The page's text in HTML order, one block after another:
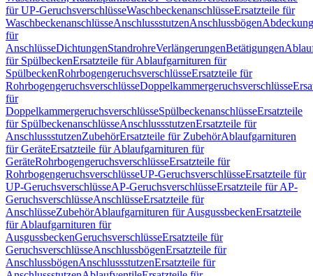
für UP-GeruchsverschlüsseWaschbeckenanschlüsseErsatzteile für
WaschbeckenanschlüsseAnschlussstutzenAnschlussbögen
für
AnschlüsseDichtungenStandrohreVerlängerungenBetätigungen
für SpülbeckenErsatzteile für Ablaufgarnituren für
SpülbeckenRohrbogengeruchsverschlüsseErsatzteile für
RohrbogengeruchsverschlüsseDoppelkammergeruchsverschlüsse
für
DoppelkammergeruchsverschlüsseSpülbeckenanschlüsseErsatzteile
für SpülbeckenanschlüsseAnschlussstutzenErsatzteile für
AnschlussstutzenZubehörErsatzteile für ZubehörAblaufgarnituren
für GeräteErsatzteile für Ablaufgarnituren für
GeräteRohrbogengeruchsverschlüsseErsatzteile für
RohrbogengeruchsverschlüsseUP-GeruchsverschlüsseErsatzteile für
UP-GeruchsverschlüsseAP-GeruchsverschlüsseErsatzteile für AP-
GeruchsverschlüsseAnschlüsseErsatzteile für
AnschlüsseZubehörAblaufgarnituren für AusgussbeckenErsatzteile
für Ablaufgarnituren für
AusgussbeckenGeruchsverschlüsseErsatzteile für
GeruchsverschlüsseAnschlussbögenErsatzteile für
AnschlussbögenAnschlussstutzenErsatzteile für